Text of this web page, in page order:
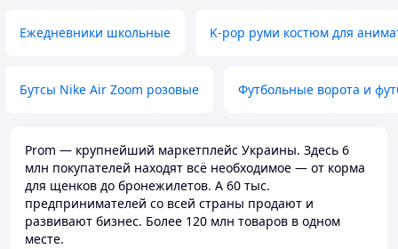
Ежедневники школьные K-pop руми костюм для
Бутсы Nike Air Zoom розовые Футбольные ворота и
Prom — крупнейший маркетплейс Украины. Здесь 6
млн покупателей находят всё необходимое — от корма
для щенков до бронежилетов. А 60 тыс.
предпринимателей со всей страны продают и
развивают бизнес. Более 120 млн товаров в одном
месте.